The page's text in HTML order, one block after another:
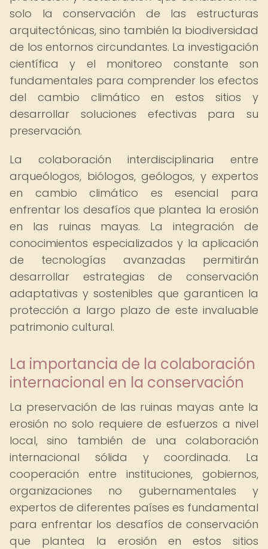
solo la conservación de las estructuras
arquitectónicas, sino también la biodiversidad
de los entornos circundantes. La investigación
científica y el monitoreo constante son
fundamentales para comprender los efectos
del cambio climático en estos sitios y
desarrollar soluciones efectivas para su
preservación.
La colaboración interdisciplinaria entre
arqueólogos, biólogos, geólogos, y expertos
en cambio climático es esencial para
enfrentar los desafíos que plantea la erosión
en las ruinas mayas. La integración de
conocimientos especializados y la aplicación
de tecnologías avanzadas permitirán
desarrollar estrategias de conservación
adaptativas y sostenibles que garanticen la
protección a largo plazo de este invaluable
patrimonio cultural.
La importancia de la colaboración
internacional en la conservación
La preservación de las ruinas mayas ante la
erosión no solo requiere de esfuerzos a nivel
local, sino también de una colaboración
internacional sólida y coordinada. La
cooperación entre instituciones, gobiernos,
organizaciones no gubernamentales y
expertos de diferentes países es fundamental
para enfrentar los desafíos de conservación
que plantea la erosión en estos sitios